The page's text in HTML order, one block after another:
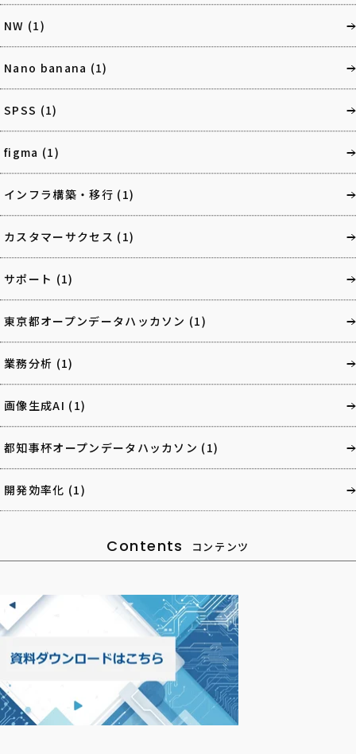
NW (1)
Nano banana (1)
SPSS (1)
figma (1)
インフラ構築・移行 (1)
カスタマーサクセス (1)
サポート (1)
東京都オープンデータハッカソン (1)
業務分析 (1)
画像生成AI (1)
都知事杯オープンデータハッカソン (1)
開発効率化 (1)
Contents コンテンツ